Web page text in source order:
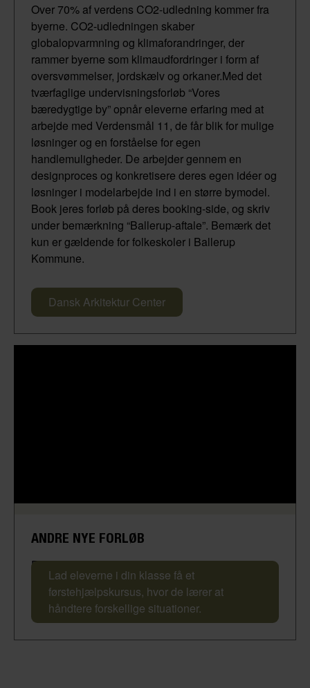
Over 70% af verdens CO2-udledning kommer fra
byerne. CO2-udledningen skaber
globalopvarmning og klimaforandringer, der
rammer byerne som klimaudfordringer i form af
oversvømmelser, jordskælv og orkaner.Med det
tværfaglige undervisningsforløb “Vores
bæredygtige by” opnår eleverne erfaring med at
arbejde med Verdensmål 11, de får blik for mulige
løsninger og en forståelse for egen
handlemuligheder. De arbejder gennem en
designproces og konkretisere deres egen idéer og
løsninger i modelarbejde ind i en større bymodel.
Book jeres forløb på deres booking-side, og skriv
under bemærkning “Ballerup-aftale”. Bemærk det
kun er gældende for folkeskoler i Ballerup
Kommune.
Dansk Arkitektur Center
ANDRE NYE FORLØB
Førstehjælpskursus
Lad eleverne i din klasse få et
førstehjælpskursus, hvor de lærer at
håndtere forskellige situationer.